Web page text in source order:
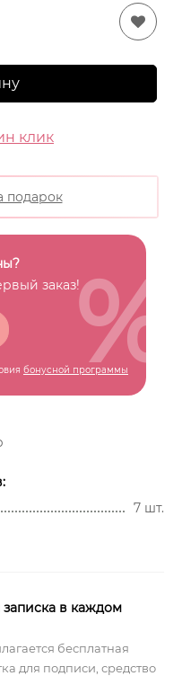
клик
подарок
заказ!
бонусной программы
%
7 шт.
записка в каждом
бесплатная
для подписи, средство